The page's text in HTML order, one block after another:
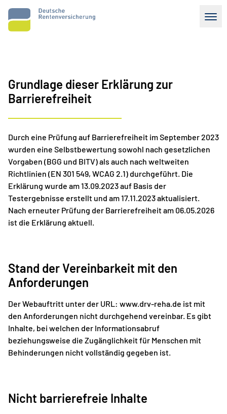
Grundlage dieser Erklärung zur
Barrierefreiheit
Durch eine Prüfung auf Barrierefreiheit im September 2023
wurden eine Selbstbewertung sowohl nach gesetzlichen
Vorgaben (BGG und BITV) als auch nach weltweiten
Richtlinien (EN 301 549, WCAG 2.1) durchgeführt. Die
Erklärung wurde am 13.09.2023 auf Basis der
Testergebnisse erstellt und am 17.11.2023 aktualisiert.
Nach erneuter Prüfung der Barrierefreiheit am 06.05.2026
ist die Erklärung aktuell.
Stand der Vereinbarkeit mit den
Anforderungen
Der Webauftritt unter der URL: www.drv-reha.de ist mit
den Anforderungen nicht durchgehend vereinbar. Es gibt
Inhalte, bei welchen der Informationsabruf
beziehungsweise die Zugänglichkeit für Menschen mit
Behinderungen nicht vollständig gegeben ist.
Nicht barrierefreie Inhalte